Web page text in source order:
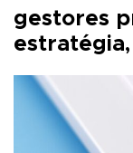
gestores